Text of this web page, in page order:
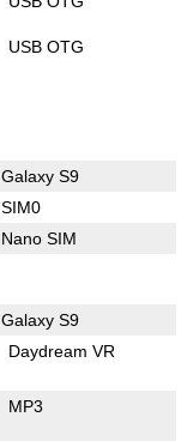
USB OTG
Galaxy S9
SIM0
Nano SIM
Galaxy S9
Daydream VR
MP3